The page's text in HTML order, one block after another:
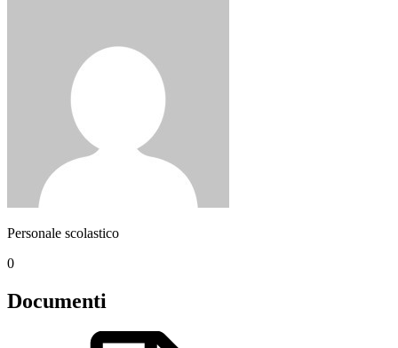
Personale scolastico
0
Documenti